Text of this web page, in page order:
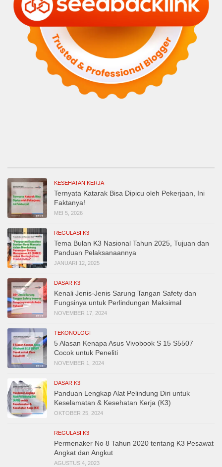
KESEHATAN KERJA
Ternyata Katarak Bisa Dipicu oleh Pekerjaan, Ini
Faktanya!
MEI 5, 2026
REGULASI K3
Tema Bulan K3 Nasional Tahun 2025, Tujuan dan
Panduan Pelaksanaannya
JANUARI 12, 2025
DASAR K3
Kenali Jenis-Jenis Sarung Tangan Safety dan
Fungsinya untuk Perlindungan Maksimal
NOVEMBER 17, 2024
TEKONOLOGI
5 Alasan Kenapa Asus Vivobook S 15 S5507
Cocok untuk Peneliti
NOVEMBER 1, 2024
DASAR K3
Panduan Lengkap Alat Pelindung Diri untuk
Keselamatan & Kesehatan Kerja (K3)
OKTOBER 25, 2024
REGULASI K3
Permenaker No 8 Tahun 2020 tentang K3 Pesawat
Angkat dan Angkut
AGUSTUS 4, 2023